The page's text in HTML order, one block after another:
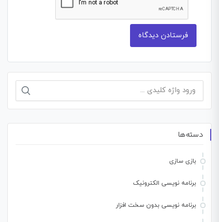
جستجو
برای:
دسته‌ها
بازی سازی
برنامه نویسی الکترونیک
برنامه نویسی بدون سخت افزار